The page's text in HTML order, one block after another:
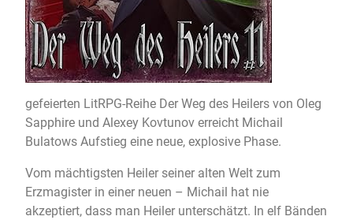
gefeierten LitRPG-Reihe Der Weg des Heilers von Oleg
Sapphire und Alexey Kovtunov erreicht Michail
Bulatows Aufstieg eine neue, explosive Phase.
Vom mächtigsten Heiler seiner alten Welt zum
Erzmagister in einer neuen – Michail hat nie
akzeptiert, dass man Heiler unterschätzt. In elf Bänden